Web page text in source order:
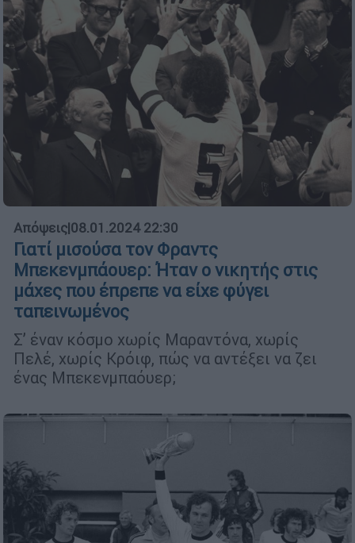
Απόψεις|08.01.2024 22:30
Γιατί μισούσα τον Φραντς
Μπεκενμπάουερ: Ήταν ο νικητής στις
μάχες που έπρεπε να είχε φύγει
ταπεινωμένος
Σ’ έναν κόσμο χωρίς Μαραντόνα, χωρίς
Πελέ, χωρίς Κρόιφ, πώς να αντέξει να ζει
ένας Μπεκενμπαόυερ;